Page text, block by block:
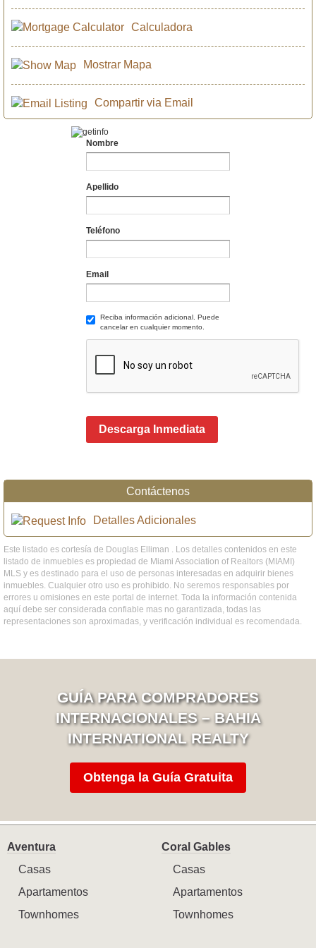
Calculadora
Mostrar Mapa
Compartir via Email
Nombre
Apellido
Teléfono
Email
Reciba información adicional. Puede
cancelar en cualquier momento.
Descarga Inmediata
Contáctenos
Detalles Adicionales
Este listado es cortesía de Douglas Elliman . Los detalles contenidos en este
listado de inmuebles es propiedad de Miami Association of Realtors (MIAMI)
MLS y es destinado para el uso de personas interesadas en adquirir bienes
inmuebles. Cualquier otro uso es prohibido. No seremos responsables por
errores u omisiones en este portal de internet. Toda la información contenida
aquí debe ser considerada confiable mas no garantizada, todas las
representaciones son aproximadas, y verificación individual es recomendada.
GUÍA PARA COMPRADORES
INTERNACIONALES – BAHIA
INTERNATIONAL REALTY
Obtenga la Guía Gratuita
Aventura
Casas
Apartamentos
Townhomes
Coral Gables
Casas
Apartamentos
Townhomes